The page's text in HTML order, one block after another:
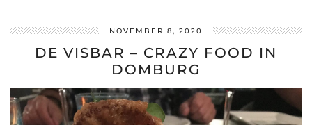
NOVEMBER 8, 2020
DE VISBAR – CRAZY FOOD IN
DOMBURG